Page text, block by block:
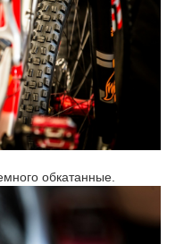
обкатанные.